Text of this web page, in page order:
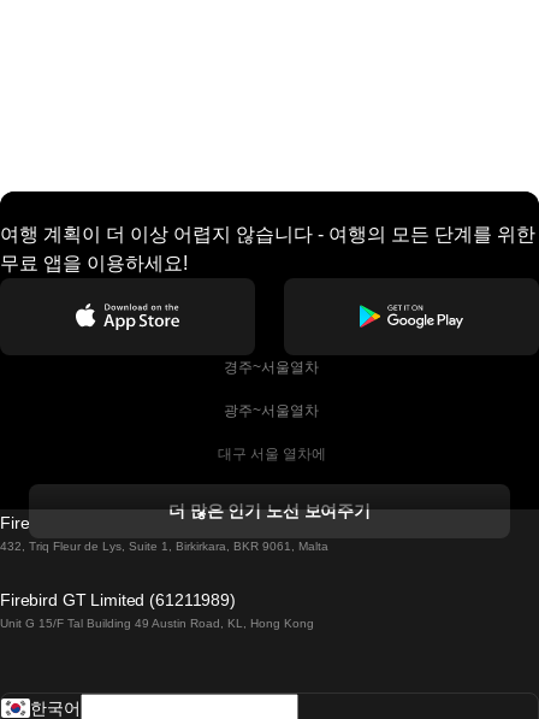
여행 계획이 더 이상 어렵지 않습니다 - 여행의 모든 단계를 위한
무료 앱을 이용하세요!
경주~서울열차
광주~서울열차
대구 서울 열차에
더블린에서 골웨이 열차
로마에서 나폴리 열차
더 많은 인기 노선 보여주기
Firebird GT Limited (OC 1451)
432, Triq Fleur de Lys, Suite 1, Birkirkara, BKR 9061, Malta
Firebird GT Limited (61211989)
Unit G 15/F Tal Building 49 Austin Road, KL, Hong Kong
한국어